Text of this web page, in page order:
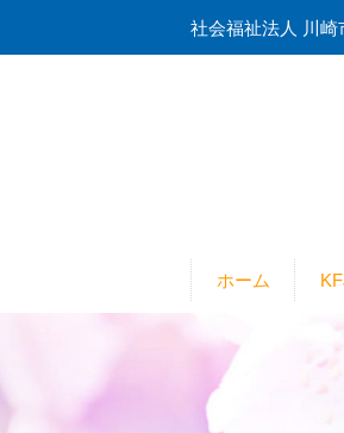
社会福祉法人 川崎
ホーム